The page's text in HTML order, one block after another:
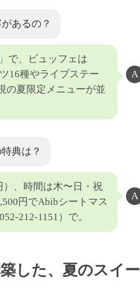
あるの？
で、ビュッフェは
16種やライブステー
の夏限定メニューが並
典は？
）、時間は木〜日・祝
円でAbibシートマス
212-1151）で。
した、夏のスイー